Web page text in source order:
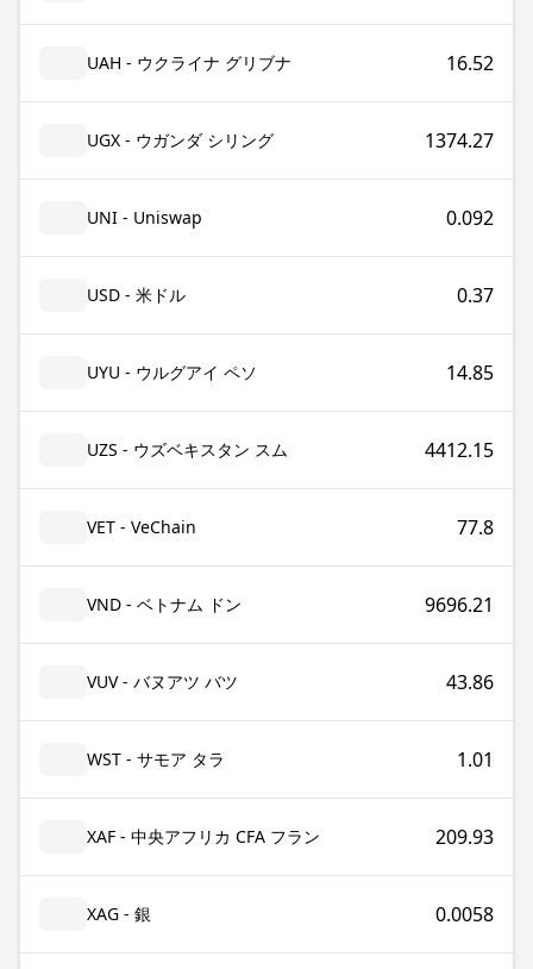
UAH - ウクライナ グリブナ 16.52
UGX - ウガンダ シリング 1374.27
UNI - Uniswap 0.092
USD - 米ドル 0.37
UYU - ウルグアイ ペソ 14.85
UZS - ウズベキスタン スム 4412.15
VET - VeChain 77.8
VND - ベトナム ドン 9696.21
VUV - バヌアツ バツ 43.86
WST - サモア タラ 1.01
XAF - 中央アフリカ CFA フラン 209.93
XAG - 銀 0.0058